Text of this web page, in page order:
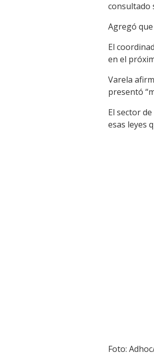
consultado
Agregó
El
en el
Varela
presentó
El sector
esas leyes
Foto: